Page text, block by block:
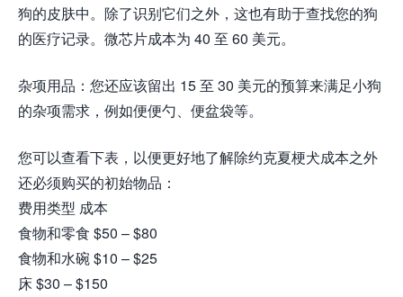
狗的皮肤中。除了识别它们之外，这也有助于查找您的狗
的医疗记录。微芯片成本为 40 至 60 美元。
杂项用品：您还应该留出 15 至 30 美元的预算来满足小狗
的杂项需求，例如便便勺、便盆袋等。
您可以查看下表，以便更好地了解除约克夏梗犬成本之外
还必须购买的初始物品：
费用类型 成本
食物和零食 $50 – $80
食物和水碗 $10 – $25
床 $30 – $150